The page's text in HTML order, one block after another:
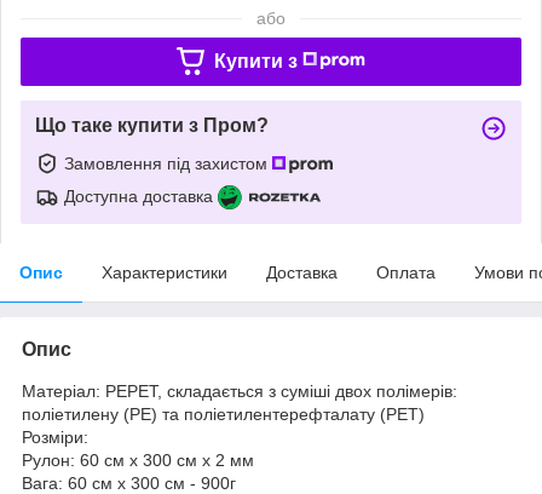
або
Купити з
Що таке купити з Пром?
Замовлення під захистом
Доступна доставка
Опис Характеристики Доставка Оплата Умови
Опис
Матеріал: PEPET, складається з суміші двох полімерів:
поліетилену (PE) та поліетилентерефталату (PET)
Розміри:
Рулон: 60 см х 300 см х 2 мм
Вага: 60 см х 300 см - 900г